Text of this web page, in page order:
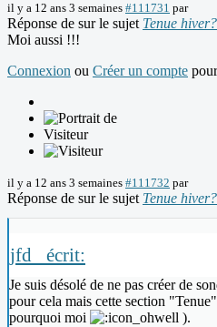
il y a 12 ans 3 semaines #111731 par
Réponse de sur le sujet Tenue hiver?
Moi aussi !!!
Connexion ou Créer un compte
Visiteur
il y a 12 ans 3 semaines #111732 par
Réponse de sur le sujet Tenue hiver?
jfd_ écrit:
Je suis désolé de ne pas créer de
pour cela mais cette section
pourquoi moi
).